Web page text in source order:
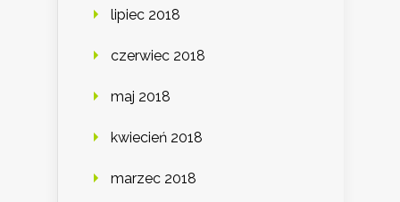
lipiec 2018
czerwiec 2018
maj 2018
kwiecień 2018
marzec 2018